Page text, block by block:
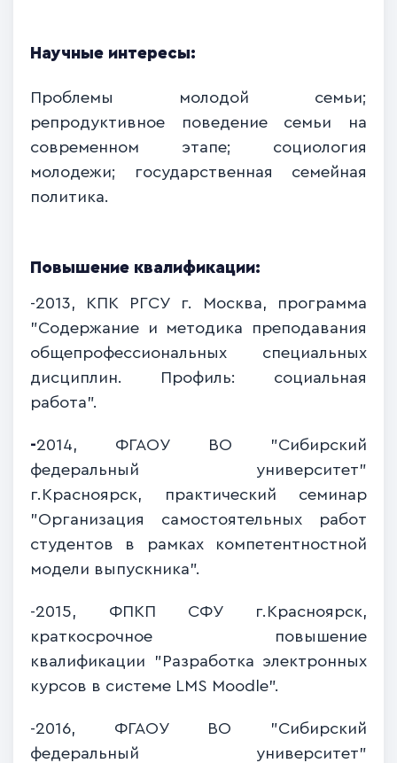
Научные интересы:
Проблемы молодой семьи;
репродуктивное поведение семьи на
современном этапе; социология
молодежи; государственная семейная
политика.
Повышение квалификации:
-2013, КПК РГСУ г. Москва, программа
"Содержание и методика преподавания
общепрофессиональных специальных
дисциплин. Профиль: социальная
работа".
-2014, ФГАОУ ВО "Сибирский
федеральный университет"
г.Красноярск, практический семинар
"Организация самостоятельных работ
студентов в рамках компетентностной
модели выпускника".
-2015, ФПКП СФУ г.Красноярск,
краткосрочное повышение
квалификации "Разработка электронных
курсов в системе LMS Moodle".
-2016, ФГАОУ ВО "Сибирский
федеральный университет"